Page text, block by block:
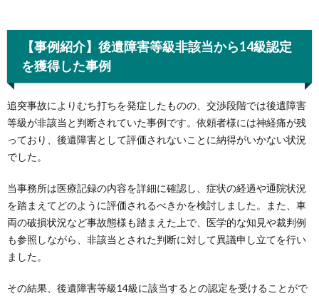
【事例紹介】後遺障害等級非該当から14級認定
を獲得した事例
追突事故によりむち打ちを発症したものの、交渉段階では後遺障害
等級が非該当と判断されていた事例です。依頼者様には神経痛が残
っており、後遺障害として評価されないことに納得がいかない状況
でした。
当事務所は医療記録の内容を詳細に確認し、症状の経過や通院状況
を踏まえてどのように評価されるべきかを検討しました。また、車
両の破損状況など事故態様も踏まえた上で、医学的な知見や裁判例
も参照しながら、非該当とされた判断に対して異議申し立てを行い
ました。
その結果、後遺障害等級14級に該当するとの認定を受けることがで